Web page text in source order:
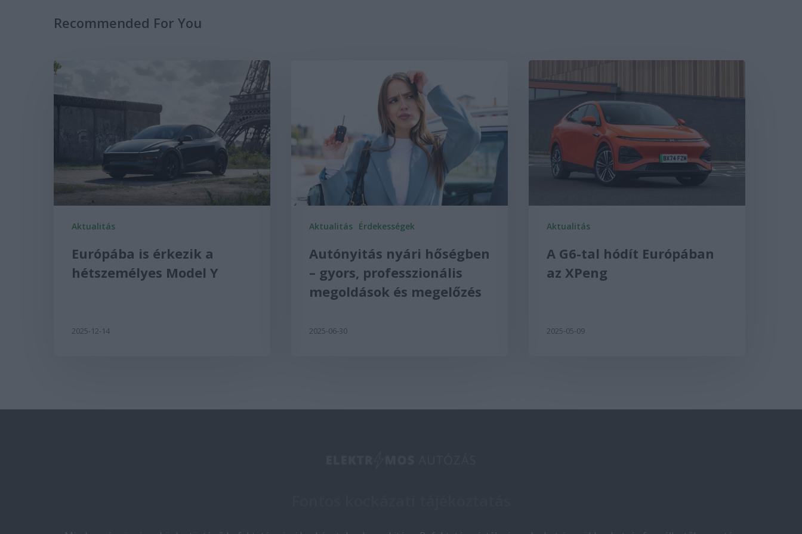
Recommended For You
Aktualitás
Európába is érkezik a
hétszemélyes Model Y
2025-12-14
Aktualitás Érdekességek
Autónyitás nyári hőségben
– gyors, professzionális
megoldások és megelőzés
2025-06-30
Aktualitás
A G6-tal hódít Európában
az XPeng
2025-05-09